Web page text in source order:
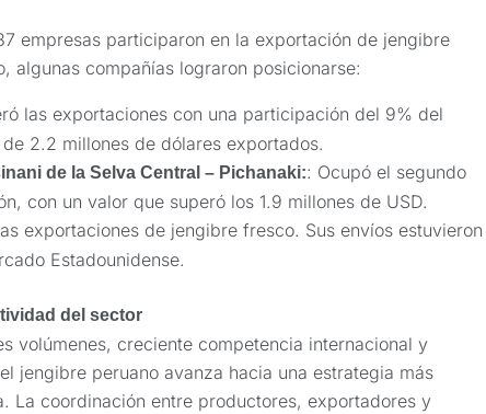
empresas participaron en la exportación de jengibre
algunas compañías lograron posicionarse:
las exportaciones con una participación del 9% del
2.2 millones de dólares exportados.
de la Selva Central – Pichanaki:: Ocupó el segundo
con un valor que superó los 1.9 millones de USD.
exportaciones de jengibre fresco. Sus envíos estuvieron
Estadounidense.
del sector
volúmenes, creciente competencia internacional y
jengibre peruano avanza hacia una estrategia más
La coordinación entre productores, exportadores y